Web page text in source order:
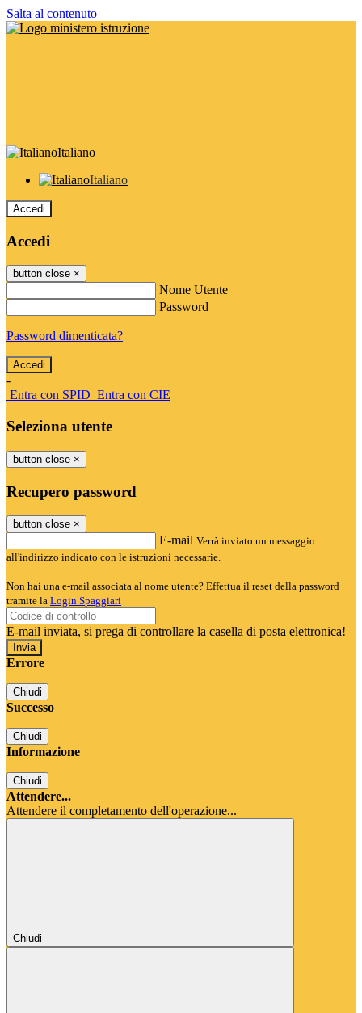
Salta al contenuto
Italiano
Italiano
Accedi
Accedi
button close ×
Nome Utente
Password
Password dimenticata?
-
Entra con SPID Entra con CIE
Seleziona utente
button close ×
Recupero password
button close ×
E-mail Verrà inviato un messaggio
all'indirizzo indicato con le istruzioni necessarie.
Non hai una e-mail associata al nome utente? Effettua il reset della password
tramite la Login Spaggiari
E-mail inviata, si prega di controllare la casella di posta elettronica!
Errore
Chiudi
Successo
Chiudi
Informazione
Chiudi
Attendere...
Attendere il completamento dell'operazione...
Chiudi